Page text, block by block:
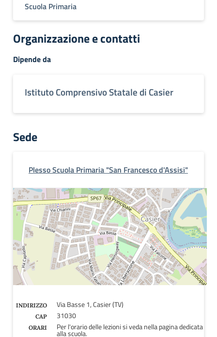
Scuola Primaria
Organizzazione e contatti
Dipende da
Istituto Comprensivo Statale di Casier
Sede
Plesso Scuola Primaria "San Francesco d'Assisi"
INDIRIZZO Via Basse 1, Casier (TV)
CAP 31030
ORARI Per l'orario delle lezioni si veda nella pagina dedicata
alla scuola.